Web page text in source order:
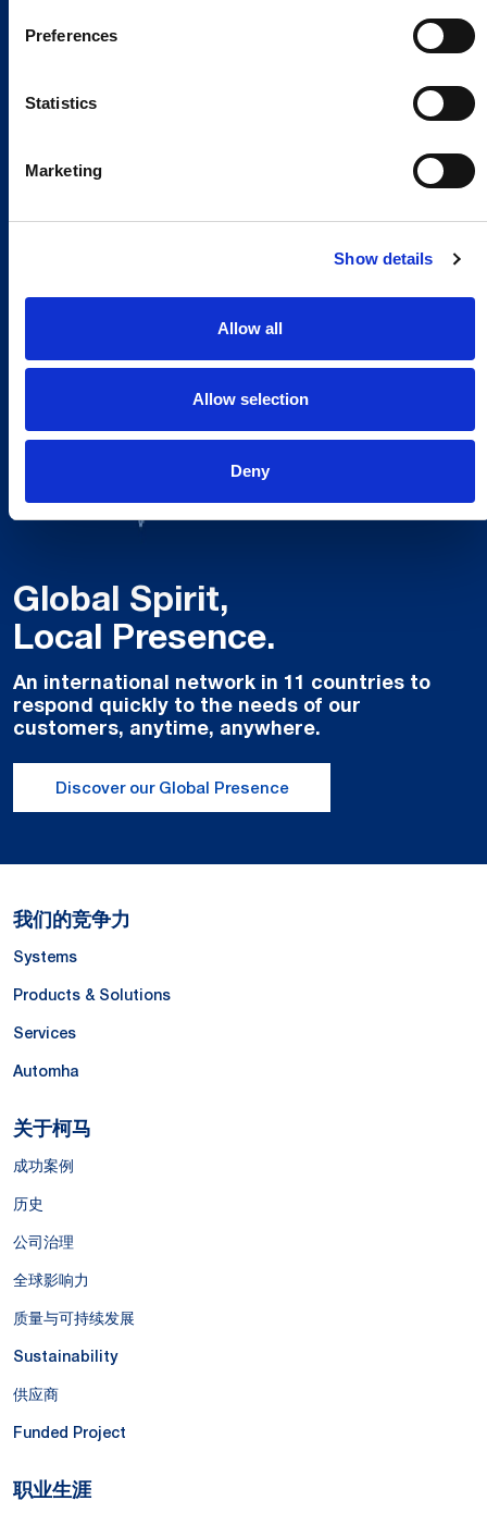
Preferences
Statistics
Marketing
Show details
Allow all
Allow selection
Deny
Global Spirit,
Local Presence.
An international network in 11 countries to
respond quickly to the needs of our
customers, anytime, anywhere.
Discover our Global Presence
我们的竞争力
Systems
Products & Solutions
Services
Automha
关于柯马
成功案例
历史
公司治理
全球影响力
质量与可持续发展
Sustainability
供应商
Funded Project
职业生涯